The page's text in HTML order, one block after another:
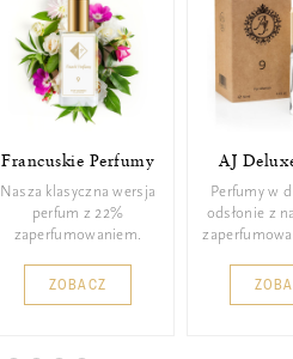
Francuskie Perfumy
Nasza klasyczna wersja
perfum z 22%
zaperfumowaniem.
ZOBACZ
AJ
Perfumy w
odsłonie z